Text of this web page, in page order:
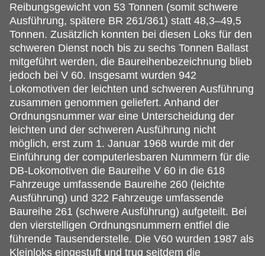
Reibungsgewicht von 53 Tonnen (somit schwere
Ausführung, spätere BR 261/361) statt 48,3–49,5
Tonnen. Zusätzlich konnten bei diesen Loks für den
schweren Dienst noch bis zu sechs Tonnen Ballast
mitgeführt werden, die Baureihenbezeichnung blieb
jedoch bei V 60. Insgesamt wurden 942
Lokomotiven der leichten und schweren Ausführung
zusammen genommen geliefert. Anhand der
Ordnungsnummer war eine Unterscheidung der
leichten und der schweren Ausführung nicht
möglich, erst zum 1. Januar 1968 wurde mit der
Einführung der computerlesbaren Nummern für die
DB-Lokomotiven die Baureihe V 60 in die 618
Fahrzeuge umfassende Baureihe 260 (leichte
Ausführung) und 322 Fahrzeuge umfassende
Baureihe 261 (schwere Ausführung) aufgeteilt. Bei
den vierstelligen Ordnungsnummern entfiel die
führende Tausenderstelle. Die V60 wurden 1987 als
Kleinloks eingestuft und trug seitdem die